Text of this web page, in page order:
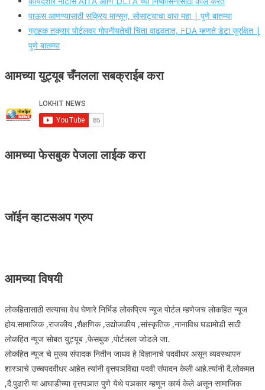
पाऊस आणण्यासाठी सक्रिय मान्सून, सोसाट्याचा वारा महा | पुणे बातम्या
ग्राहक तक्रार पोर्टलवर गोपनीयतेची चिंता वाढवतात, FDA म्हणते डेटा सुरक्षित |
पुणे बातम्या
आमच्या युट्यूब चँनलला सबक्राईब करा
आमच्या फेसबुक पेजला लाईक करा
जॉईन व्हाटसअप ग्रुप
आमच्या विषयी
लोकहितासाठी सत्याचा वेध घेणारे निर्भिड लोकप्रिय न्यूज पोर्टल म्हणेजच लोकहित न्यूज
होय.सामाजिक ,राजकीय ,शैक्षणिक ,उद्योजकीय ,सांस्कृतिक ,नानाविध घडामोडी साठी
लोकहित न्यूज सोबत युट्यूब ,फेसबुक ,पोर्टलला जोडले जा.
लोकहित न्यूज चे मुख्य संपादक नितीन जाधव हे विज्ञानाचे पदवीधर असून व्यवस्थापन
शास्ञाचे उच्चपदवीधर आहेत त्यांनी वृत्तपञविद्या पदवी संपादन केली आहे.त्यांनी दै.लोकमत
,दै.पुढारी या आघाडीच्या वृत्तपञात पुणे येथे पञकार म्हणून कार्य केले असून सामाजिक